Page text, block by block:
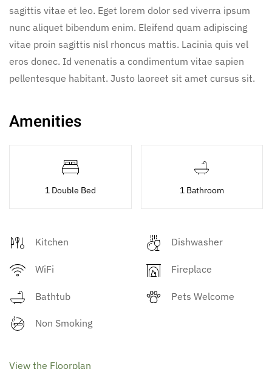
sagittis vitae et leo. Eget lorem dolor sed viverra ipsum
nunc aliquet bibendum enim. Eleifend quam adipiscing
vitae proin sagittis nisl rhoncus mattis. Lacinia quis vel
eros donec. Id venenatis a condimentum vitae sapien
pellentesque habitant. Justo laoreet sit amet cursus sit.
Amenities
1 Double Bed 1 Bathroom
Kitchen Dishwasher
WiFi Fireplace
Bathtub Pets Welcome
Non Smoking
View the Floorplan